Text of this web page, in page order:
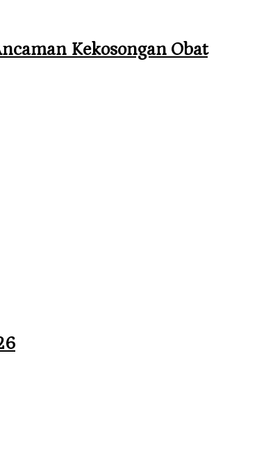
Kekosongan Obat